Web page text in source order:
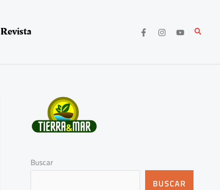
Revista Buscar
Buscar
BUSCAR